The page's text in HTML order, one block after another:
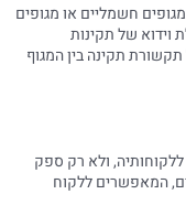
חשמליים או מגופים
וידוא של תקינות
תקינה בין המגוף
ולא רק ספק
המאפשרים ללקוח